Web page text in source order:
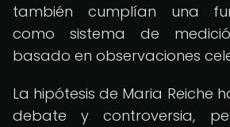
también cumplían una
como sistema de
basado en observaciones
La hipótesis de Maria Reiche
debate y controversia,